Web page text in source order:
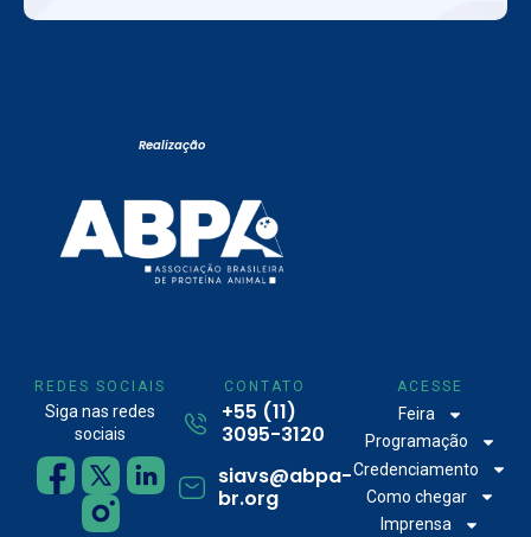
Realização
REDES SOCIAIS
Siga nas redes
sociais
CONTATO
+55 (11)
3095-3120
siavs@abpa-
br.org
ACESSE
Feira
Programação
Credenciamento
Como chegar
Imprensa